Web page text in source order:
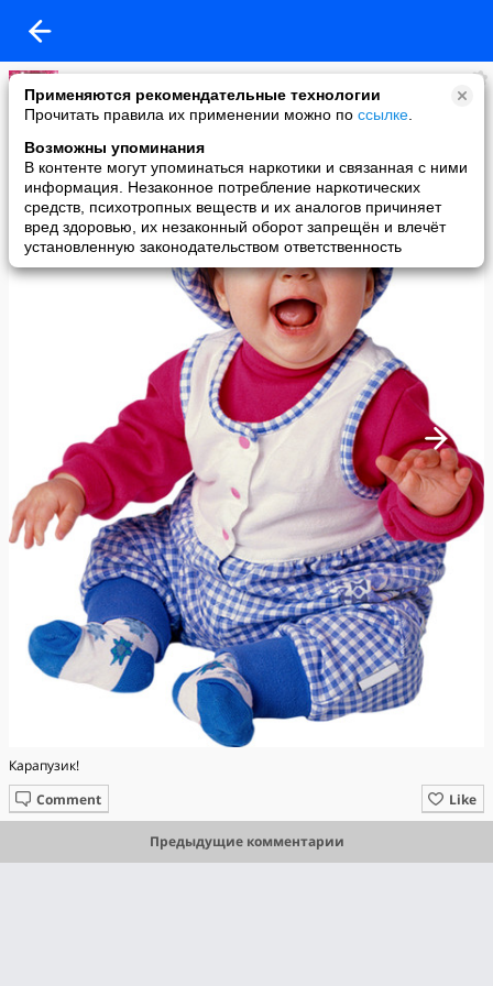
Применяются рекомендательные технологии
Прочитать правила их применении можно по ссылке
Возможны упоминания
В контенте могут упоминаться наркотики и связанная с ними
информация. Незаконное потребление наркотических
средств, психотропных веществ и их аналогов причиняет
вред здоровью, их незаконный оборот запрещён и влечёт
установленную законодательством ответственность
Валентина Данилова
added a photo
12 Jun в 13:57
Карапузик!
Like
Comment
Предыдущие комментарии